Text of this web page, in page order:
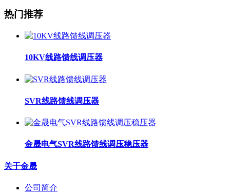
热门推荐
10KV线路馈线调压器
SVR线路馈线调压器
金晟电气SVR线路馈线调压稳压器
关于金晟
公司简介